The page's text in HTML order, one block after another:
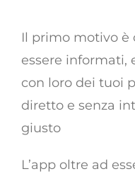
Il primo motivo
essere informati,
con loro dei tuoi
diretto e senza
giusto
L’app oltre ad